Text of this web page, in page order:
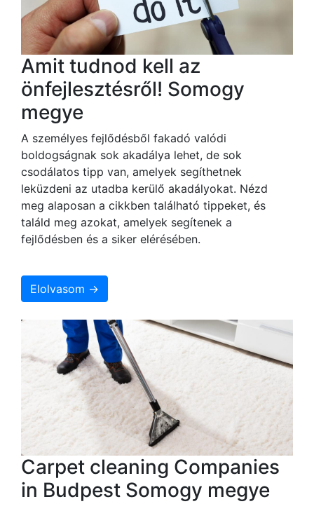
Amit tudnod kell az
önfejlesztésről! Somogy
megye
A személyes fejlődésből fakadó valódi
boldogságnak sok akadálya lehet, de sok
csodálatos tipp van, amelyek segíthetnek
leküzdeni az utadba kerülő akadályokat. Nézd
meg alaposan a cikkben található tippeket, és
találd meg azokat, amelyek segítenek a
fejlődésben és a siker elérésében.
Elolvasom →
Carpet cleaning Companies
in Budpest Somogy megye